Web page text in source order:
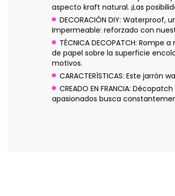
aspecto kraft natural. ¡Las
DECORACIÓN DIY:
Impermeable: reforzado con
TÉCNICA DECOPATCH:
de papel sobre la superficie
motivos.
CARACTERÍSTICAS: Este
CREADO EN FRANCIA:
apasionados busca